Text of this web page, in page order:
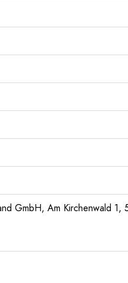
GmbH, Am Kirchenwald 1,